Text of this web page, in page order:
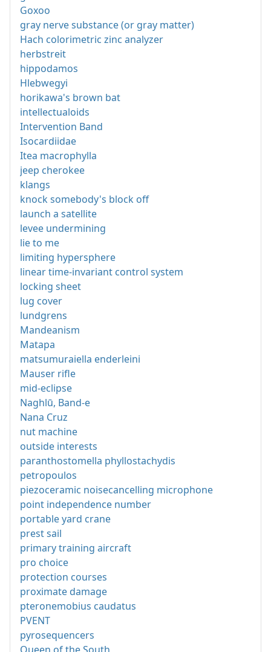
Goxoo
gray nerve substance (or gray matter)
Hach colorimetric zinc analyzer
herbstreit
hippodamos
Hlebwegyi
horikawa's brown bat
intellectualoids
Intervention Band
Isocardiidae
Itea macrophylla
jeep cherokee
klangs
knock somebody's block off
launch a satellite
levee undermining
lie to me
limiting hypersphere
linear time-invariant control system
locking sheet
lug cover
lundgrens
Mandeanism
Matapa
matsumuraiella enderleini
Mauser rifle
mid-eclipse
Naghlū, Band-e
Nana Cruz
nut machine
outside interests
paranthostomella phyllostachydis
petropoulos
piezoceramic noisecancelling microphone
point independence number
portable yard crane
prest sail
primary training aircraft
pro choice
protection courses
proximate damage
pteronemobius caudatus
PVENT
pyrosequencers